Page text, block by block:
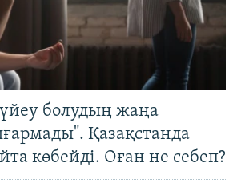
болудың жаңа
Қазақстанда
көбейді. Оған не себеп?